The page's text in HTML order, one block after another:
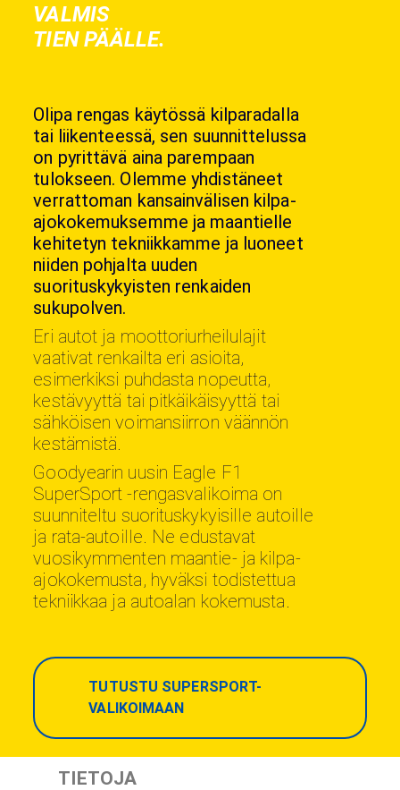
VALMIS
TIEN PÄÄLLE.
Olipa rengas käytössä kilparadalla
tai liikenteessä, sen suunnittelussa
on pyrittävä aina parempaan
tulokseen. Olemme yhdistäneet
verrattoman kansainvälisen kilpa-
ajokokemuksemme ja maantielle
kehitetyn tekniikkamme ja luoneet
niiden pohjalta uuden
suorituskykyisten renkaiden
sukupolven.
Eri autot ja moottoriurheilulajit
vaativat renkailta eri asioita,
esimerkiksi puhdasta nopeutta,
kestävyyttä tai pitkäikäisyyttä tai
sähköisen voimansiirron väännön
kestämistä.
Goodyearin uusin Eagle F1
SuperSport -rengasvalikoima on
suunniteltu suorituskykyisille autoille
ja rata-autoille. Ne edustavat
vuosikymmenten maantie- ja kilpa-
ajokokemusta, hyväksi todistettua
tekniikkaa ja autoalan kokemusta.
TUTUSTU SUPERSPORT-
VALIKOIMAAN
TIETOJA